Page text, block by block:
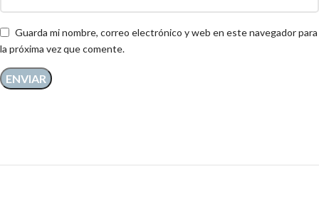
Guarda mi nombre, correo electrónico y web en este navegador para
la próxima vez que comente.